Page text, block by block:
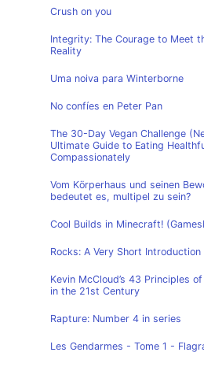
Crush on you
Integrity: The Courage to Meet
Reality
Uma noiva para Winterborne
No confíes en Peter Pan
The 30-Day Vegan Challenge
Ultimate Guide to Eating
Compassionately
Vom Körperhaus und seinen
bedeutet es, multipel zu sein?
Cool Builds in Minecraft!
Rocks: A Very Short Introduction
Kevin McCloud’s 43 Principles
in the 21st Century
Rapture: Number 4 in series
Les Gendarmes - Tome 1 -